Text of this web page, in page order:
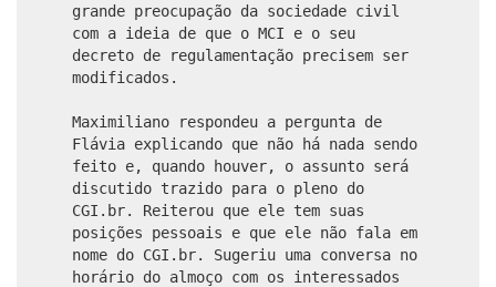
grande preocupação da sociedade civil
com a ideia de que o MCI e o seu
decreto de regulamentação precisem ser
modificados.
Maximiliano respondeu a pergunta de
Flávia explicando que não há nada sendo
feito e, quando houver, o assunto será
discutido trazido para o pleno do
CGI.br. Reiterou que ele tem suas
posições pessoais e que ele não fala em
nome do CGI.br. Sugeriu uma conversa no
horário do almoço com os interessados